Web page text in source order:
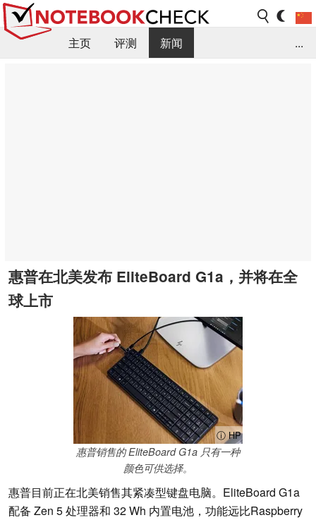
主页 评测
新闻
...
惠普在北美发布 EliteBoard G1a，并将在全
球上市
ⓘ HP
惠普销售的 EliteBoard G1a 只有一种
颜色可供选择。
惠普目前正在北美销售其紧凑型键盘电脑。EliteBoard G1a
配备 Zen 5 处理器和 32 Wh 内置电池，功能远比Raspberry